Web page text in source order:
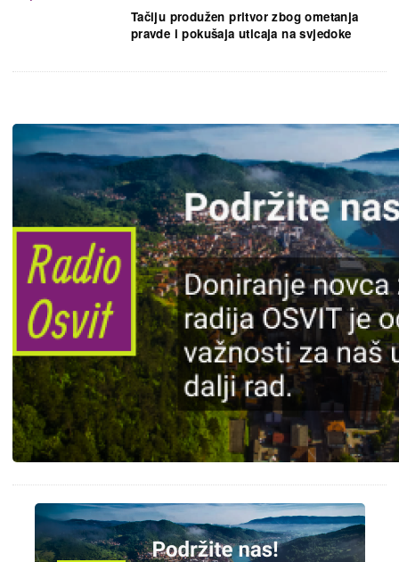
Tačiju produžen pritvor zbog ometanja
pravde i pokušaja uticaja na svjedoke
Slika